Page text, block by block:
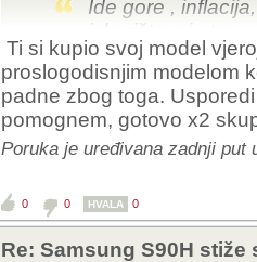
Ide gore ,
iskorištavaju
akciji kupio LG
12 000kn.! Zatim
izlaska C2.
Te smo narednih
u zapravo pada,
Mene je 55CX3
Tako da, koliko ja
slučaju
Ti si kupio svoj model
proslogodisnjim modelom
padne zbog toga.
pomognem, gotovo x2
Poruka je uređivana zadnji put
0 0 HVALA 0
Re: Samsung S90H